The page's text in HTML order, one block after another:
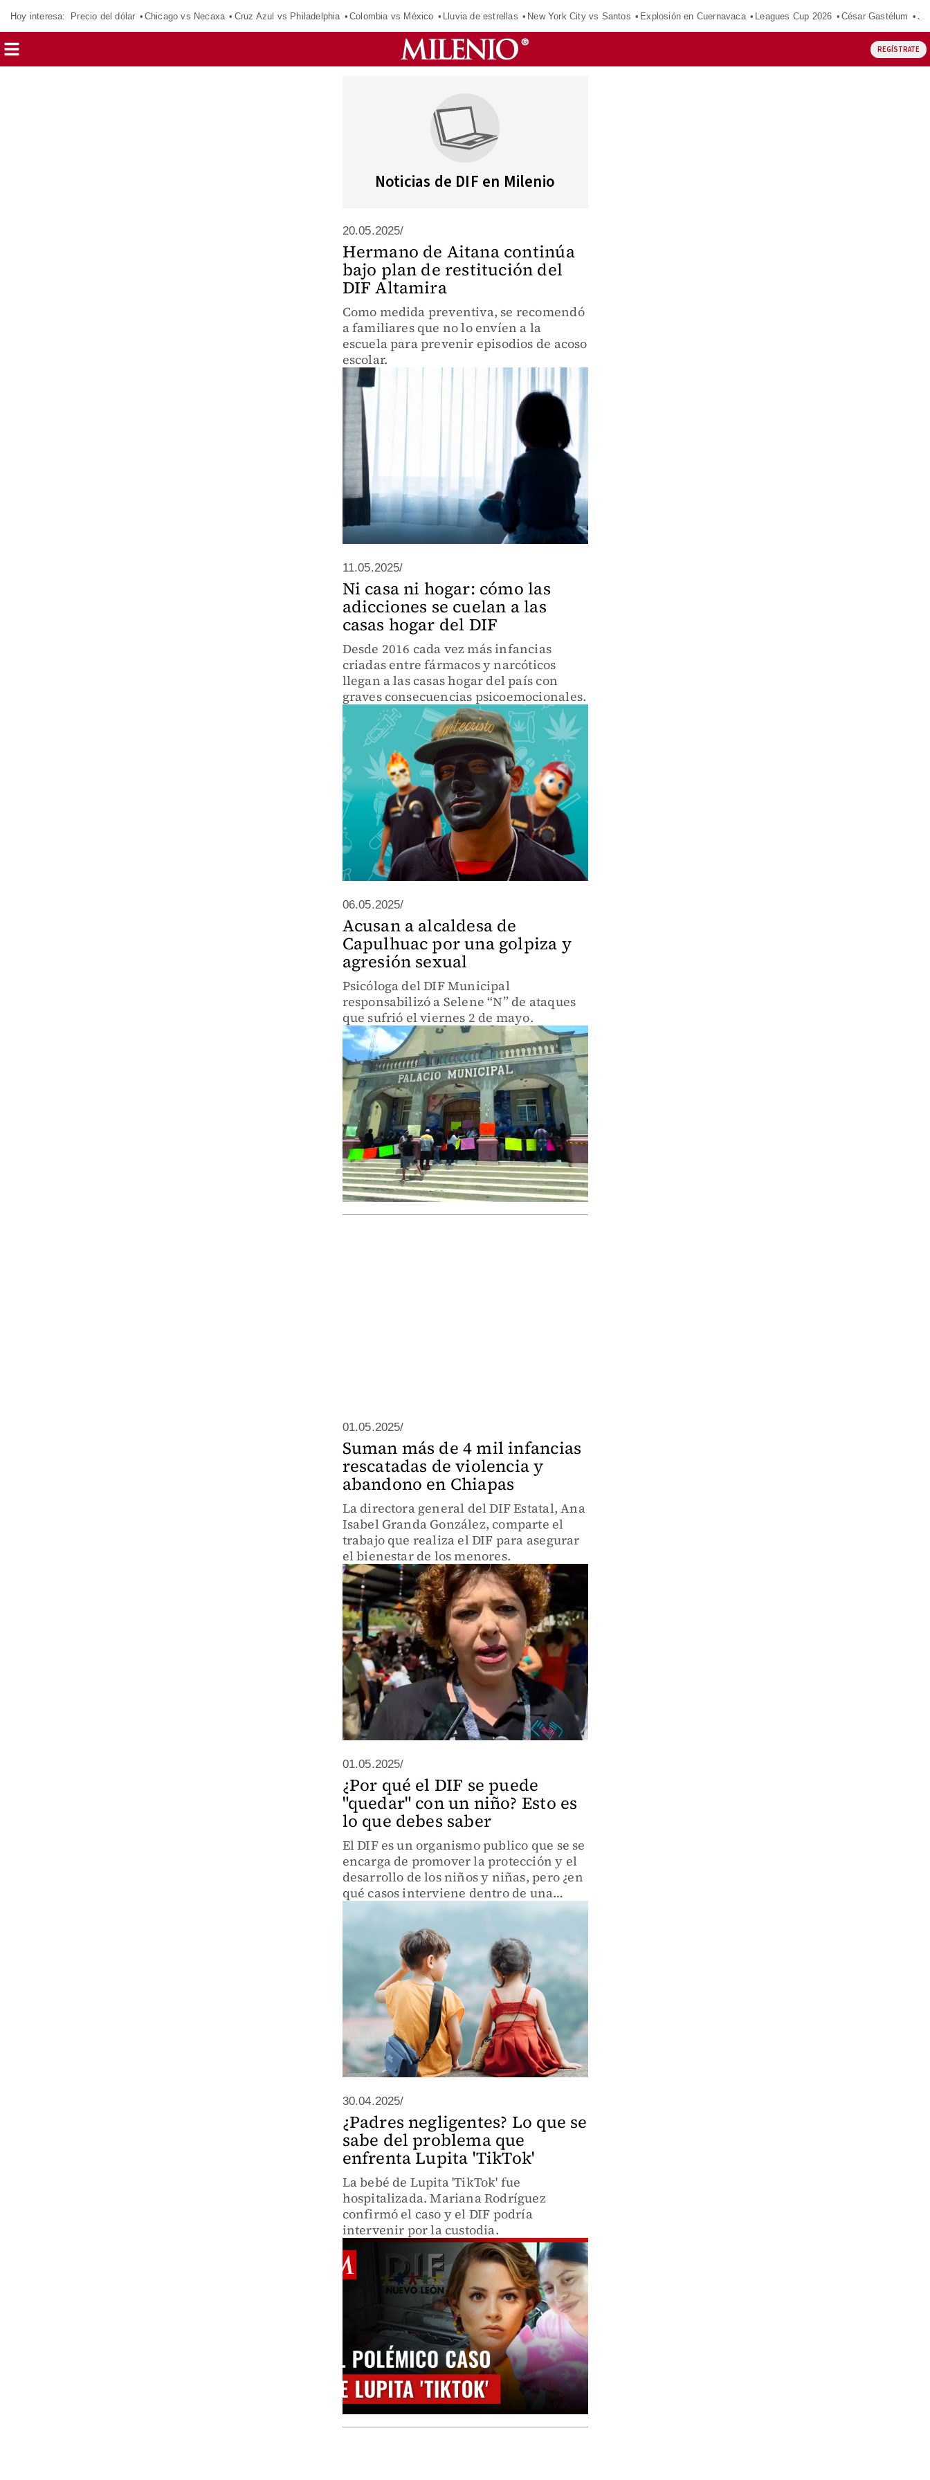
Hoy interesa: Precio del dólar Chicago vs Necaxa Cruz Azul vs Philadelphia Colombia vs México Lluvia de estrellas New York City vs Santos Explosión en Cuernavaca Leagues Cup 2026 César Gastélum
REGÍSTRATE
Noticias de DIF en Milenio
20.05.2025/
Hermano de Aitana continúa
bajo plan de restitución del
DIF Altamira
Como medida preventiva, se recomendó
a familiares que no lo envíen a la
escuela para prevenir episodios de acoso
escolar.
11.05.2025/
Ni casa ni hogar: cómo las
adicciones se cuelan a las
casas hogar del DIF
Desde 2016 cada vez más infancias
criadas entre fármacos y narcóticos
llegan a las casas hogar del país con
graves consecuencias psicoemocionales.
06.05.2025/
Acusan a alcaldesa de
Capulhuac por una golpiza y
agresión sexual
Psicóloga del DIF Municipal
responsabilizó a Selene “N” de ataques
que sufrió el viernes 2 de mayo.
01.05.2025/
Suman más de 4 mil infancias
rescatadas de violencia y
abandono en Chiapas
La directora general del DIF Estatal, Ana
Isabel Granda González, comparte el
trabajo que realiza el DIF para asegurar
el bienestar de los menores.
01.05.2025/
¿Por qué el DIF se puede
"quedar" con un niño? Esto es
lo que debes saber
El DIF es un organismo publico que se se
encarga de promover la protección y el
desarrollo de los niños y niñas, pero ¿en
qué casos interviene dentro de una
familia?
30.04.2025/
¿Padres negligentes? Lo que se
sabe del problema que
enfrenta Lupita 'TikTok'
La bebé de Lupita 'TikTok' fue
hospitalizada. Mariana Rodríguez
confirmó el caso y el DIF podría
intervenir por la custodia.